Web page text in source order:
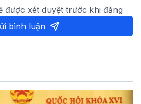
được xét duyệt trước khi đăng
bình luận